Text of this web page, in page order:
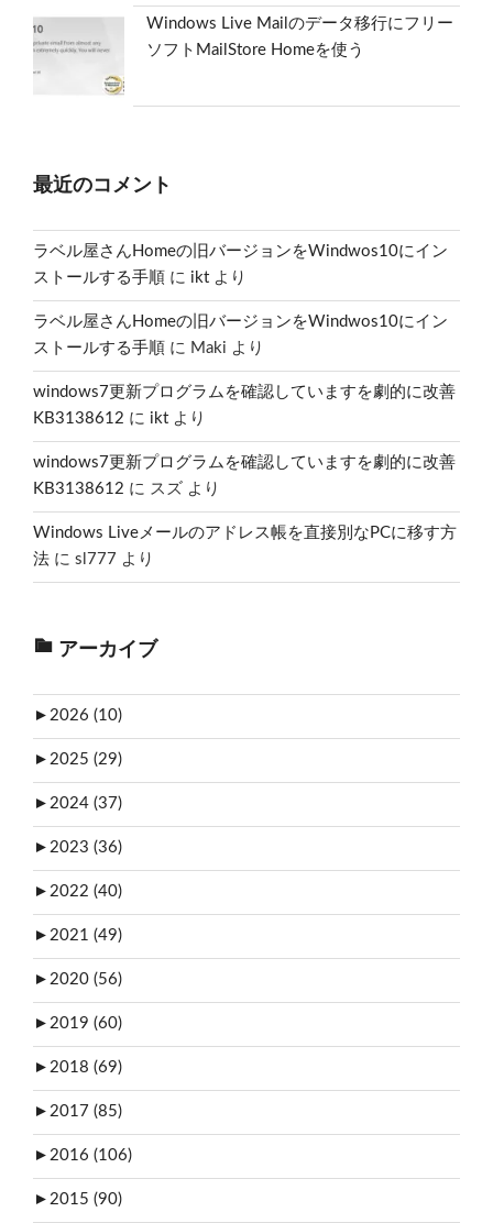
Windows Live Mailのデータ移行にフリー
ソフトMailStore Homeを使う
最近のコメント
ラベル屋さんHomeの旧バージョンをWindwos10にイン
ストールする手順 に ikt より
ラベル屋さんHomeの旧バージョンをWindwos10にイン
ストールする手順 に Maki より
windows7更新プログラムを確認していますを劇的に改善
KB3138612 に ikt より
windows7更新プログラムを確認していますを劇的に改善
KB3138612 に スズ より
Windows Liveメールのアドレス帳を直接別なPCに移す方
法 に sl777 より
アーカイブ
► 2026 (10)
► 2025 (29)
► 2024 (37)
► 2023 (36)
► 2022 (40)
► 2021 (49)
► 2020 (56)
► 2019 (60)
► 2018 (69)
► 2017 (85)
► 2016 (106)
► 2015 (90)